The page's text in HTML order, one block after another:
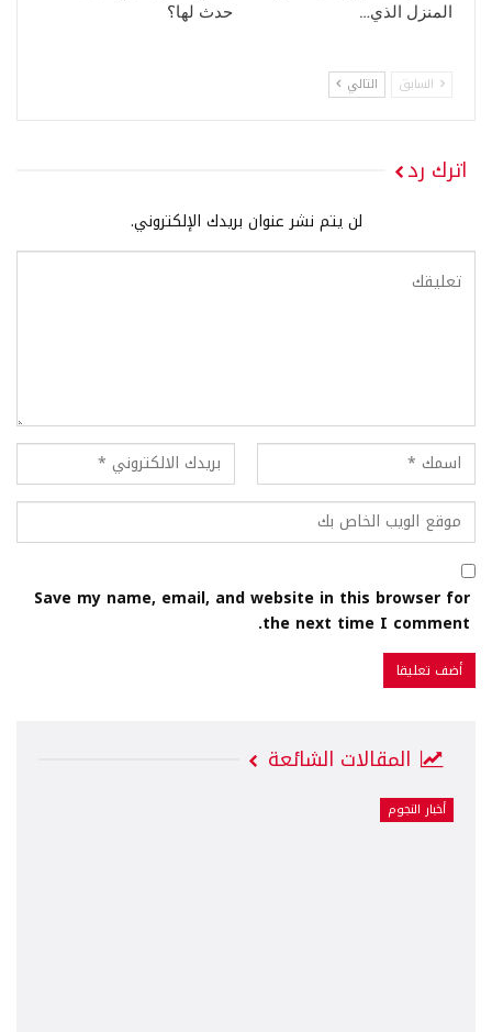
المنزل الذي…
حدث لها؟
السابق التالي
اترك رد
لن يتم نشر عنوان بريدك الإلكتروني.
Save my name, email, and website in this browser for
the next time I comment.
المقالات الشائعة
أخبار النجوم